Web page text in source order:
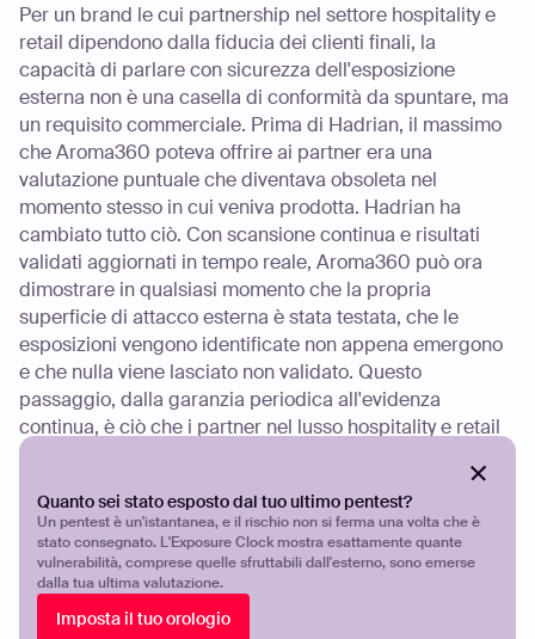
Quanto sei stato esposto dal tuo ultimo pentest?
Un pentest è un'istantanea, e il rischio non si ferma una volta che è
stato consegnato. L'Exposure Clock mostra esattamente quante
vulnerabilità, comprese quelle sfruttabili dall'esterno, sono emerse
dalla tua ultima valutazione.
Imposta il tuo orologio
Per un brand le cui partnership nel settore hospitality e
retail dipendono dalla fiducia dei clienti finali, la
capacità di parlare con sicurezza dell'esposizione
esterna non è una casella di conformità da spuntare, ma
un requisito commerciale. Prima di Hadrian, il massimo
che Aroma360 poteva offrire ai partner era una
valutazione puntuale che diventava obsoleta nel
momento stesso in cui veniva prodotta. Hadrian ha
cambiato tutto ciò. Con scansione continua e risultati
validati aggiornati in tempo reale, Aroma360 può ora
dimostrare in qualsiasi momento che la propria
superficie di attacco esterna è stata testata, che le
esposizioni vengono identificate non appena emergono
e che nulla viene lasciato non validato. Questo
passaggio, dalla garanzia periodica all'evidenza
continua, è ciò che i partner nel lusso hospitality e retail
richiedono.
Informazioni
Aroma360 è un brand di profumazione di lusso con sede a